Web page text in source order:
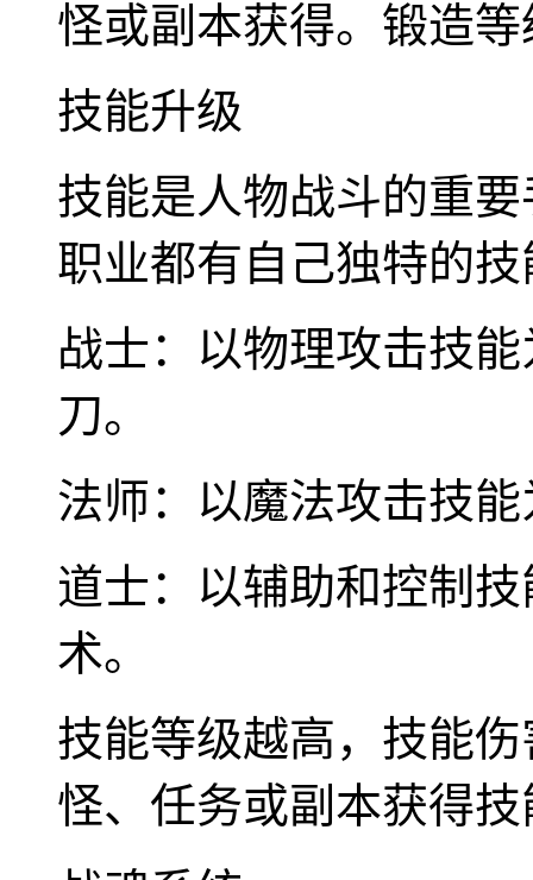
怪或副本获得。锻造
技能升级
技能是人物战斗的重
职业都有自己独特的技
战士：以物理攻击技
刀。
法师：以魔法攻击技
道士：以辅助和控制
术。
技能等级越高，技能
怪、任务或副本获得